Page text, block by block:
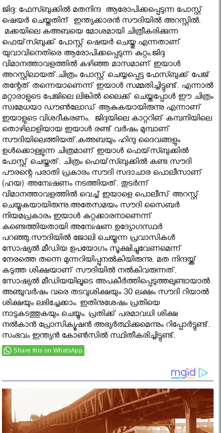
ജിദ്ദ: ഫേസ്ബുക്കില്‍ മതനിന്ദ ആരോപിക്കപ്പെടുന്ന പോസ്റ്റ്
ഷെയര്‍ ചെയ്തതിന് ഇന്ത്യക്കാരന്‍ സൗദിയില്‍ അറസ്റ്റില്‍.
മക്കയിലെ കഅബയെ മോശമായി ചിത്രീകരിക്കുന്ന
ഫെയ്‌സ്ബുക്ക് പോസ്റ്റ് ഷെയര്‍ ചെയ്തു എന്നതാണ്
യുവാവിനെതിരെ ആരോപിക്കപ്പെടുന്ന കുറ്റം.ജിദ്ദ
വിമാനത്താവളത്തില്‍ കഴിഞ്ഞ മാസമാണ് ഇയാള്‍
അറസ്റ്റിലായത്.ചിത്രം പോസ്റ്റ് ചെയ്യപ്പെട്ട ഫേസ്ബുക്ക് പേജ്
തന്റേത് തന്നെയാണെന്ന് ഇയാള്‍ സമ്മതിച്ചിട്ടുണ്ട്. എന്നാല്‍
മറ്റാരാളുടെ പേജിലെ ലിങ്കില്‍ ലൈക്ക് ചെയ്തപ്പോള്‍ ഈ ചിത്രം
സ്വമേധയാ ഡൗണ്‍ലോഡ് ആകുകയായിരുന്നു എന്നാണ്
ഇയാളുടെ വിശദീകരണം. ജിദ്ദയിലെ കാറ്ററിങ് കമ്പനിയിലെ
തൊഴിലാളിയായ ഇയാള്‍ രണ്ട് വര്‍ഷം മുമ്പാണ്
സൗദിയിലെത്തിയത്.കഅബയും ഹിന്ദു ദൈവങ്ങളും
ഉള്‍ക്കൊള്ളുന്ന ചിത്രമാണ് ഇയാള്‍ ഫെയ്‌സ്ബുക്കില്‍
പോസ്റ്റ് ചെയ്തത്. ചിത്രം ഫെയ്‌സ്ബുക്കില്‍ കണ്ട സൗദി
പൗരന്റെ പരാതി പ്രകാരം സൗദി സദാചാര പൊലീസാണ്
(ഹയ) അന്വേഷണം നടത്തിയത്. തുടര്‍ന്ന്
വിമാനത്താവളത്തില്‍ വെച്ച് ഇയാളെ പൊലീസ് അറസ്റ്റ്
ചെയ്യുകയായിരുന്നു.അതേസമയം സൗദി സൈബര്‍
നിയമപ്രകാരം ഇയാള്‍ കുറ്റക്കാരനാണെന്ന്
കണ്ടെത്തിയതായി അന്വേഷണ ഉദ്യോഗസ്ഥര്‍
പറഞ്ഞു.സൗദിയില്‍ ജോലി ചെയ്യുന്ന പ്രവാസികള്‍
സോഷ്യല്‍ മീഡിയ ഉപയോഗം സൂക്ഷിച്ചുവേണമെന്ന്
നേരത്തെ തന്നെ മുന്നറിയിപ്പുനൽകിയിരുന്നു. മത നിന്ദയ്ക്ക്
കടുത്ത ശിക്ഷയാണ് സൗദിയില്‍ നല്‍കിവരുന്നത്.
സോഷ്യല്‍ മീഡിയയിലൂടെ അപകീര്‍ത്തിപ്പെടുത്തലുണ്ടായാല്‍
അഞ്ചുവര്‍ഷം വരെ തടവുശിക്ഷയും 30 ലക്ഷം സൗദി റിയാല്‍
ശിക്ഷയും ലഭിച്ചേക്കാം. ഇതിനുശേഷം പ്രതിയെ
നാടുകടത്തുകയും ചെയ്യും. പ്രതിക്ക് പരമാവധി ശിക്ഷ
നല്‍കാന്‍ പ്രോസിക്യൂഷന്‍ അഭ്യര്‍ത്ഥിക്കുമെന്നും റിപ്പോര്‍ട്ടുണ്ട്.
സംഭവം ഇന്ത്യന്‍ കോണ്‍സില്‍ സ്ഥിതീകരിച്ചിട്ടുണ്ട്.
Share this on WhatsApp